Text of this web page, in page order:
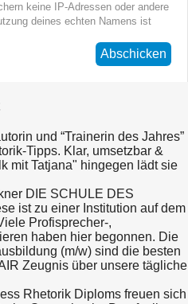
keine IP-Adressen oder andere
deines echten Namens ist
Abschicken
und “Trainerin des Jahres”
Tipps. Klar, umsetzbar &
mit Tatjana" hingegen lädt sie
DIE SCHULE DES
ist zu einer Institution auf dem
Profisprecher-,
haben hier begonnen. Die
(m/w) sind die besten
Zeugnis über unsere tägliche
Rhetorik Diploms freuen sich